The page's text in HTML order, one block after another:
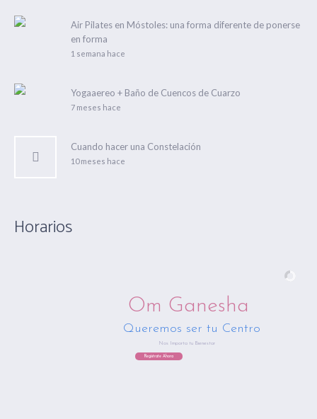
Air Pilates en Móstoles: una forma diferente de ponerse
en forma
1 semana hace
Yogaaereo + Baño de Cuencos de Cuarzo
7 meses hace
Cuando hacer una Constelación
10 meses hace
Horarios
Regístrate Ahora
Om Ganesha
Queremos ser tu Centro
Nos Importa tu Bienestar